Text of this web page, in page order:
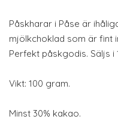
Påskharar i Påse är
mjölkchoklad som är fint
Perfekt påskgodis. Säljs i
Vikt: 100 gram.
Minst 30% kakao.